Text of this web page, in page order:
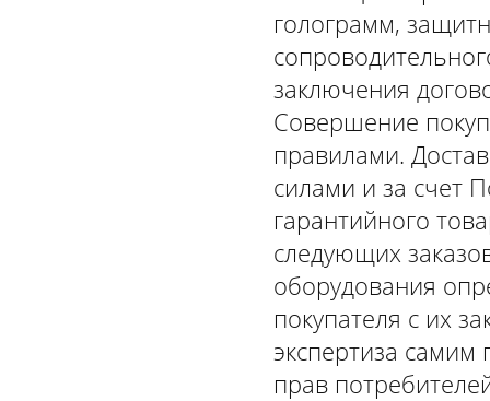
голограмм,
заключения
Совершение
правилами.
силами и за счет
гарантийного
следующих
оборудования
покупателя с их
экспертиза самим
прав